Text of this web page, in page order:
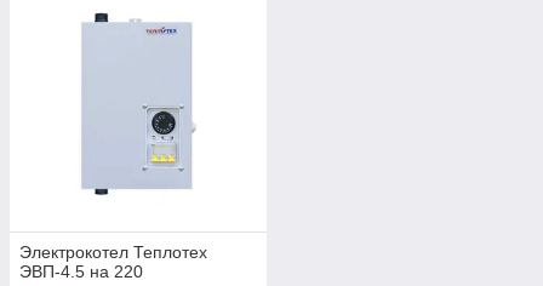
Электрокотел Теплотех
ЭВП-4.5 на 220